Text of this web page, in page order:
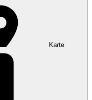
Karte